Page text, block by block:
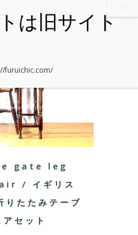
gate leg
/ イギリス
りたたみテーブ
セット
furuichic.com/